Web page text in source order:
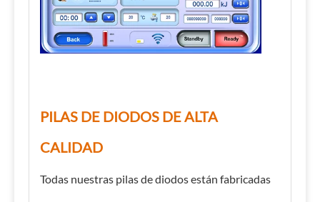
PILAS DE DIODOS DE ALTA
CALIDAD
Todas nuestras pilas de diodos están fabricadas